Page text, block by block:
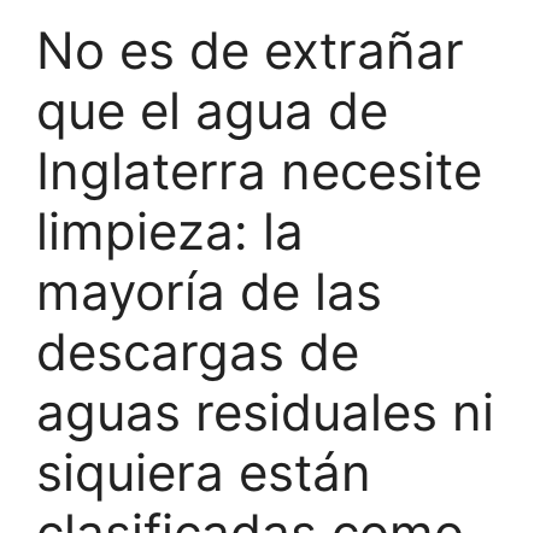
No es de extrañar
que el agua de
Inglaterra necesite
limpieza: la
mayoría de las
descargas de
aguas residuales ni
siquiera están